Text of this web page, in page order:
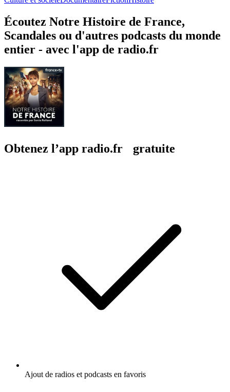
Écoutez Notre Histoire de France,
Scandales ou d'autres podcasts du monde
entier - avec l'app de radio.fr
Obtenez l’app radio.fr gratuite
Ajout de radios et podcasts en favoris